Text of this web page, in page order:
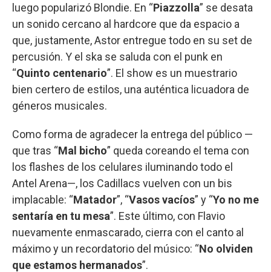
luego popularizó Blondie. En “Piazzolla” se desata
un sonido cercano al hardcore que da espacio a
que, justamente, Astor entregue todo en su set de
percusión. Y el ska se saluda con el punk en
“Quinto centenario”. El show es un muestrario
bien certero de estilos, una auténtica licuadora de
géneros musicales.
Como forma de agradecer la entrega del público —
que tras “Mal bicho” queda coreando el tema con
los flashes de los celulares iluminando todo el
Antel Arena—, los Cadillacs vuelven con un bis
implacable: “Matador”, “Vasos vacíos” y “Yo no me
sentaría en tu mesa”. Este último, con Flavio
nuevamente enmascarado, cierra con el canto al
máximo y un recordatorio del músico: “No olviden
que estamos hermanados”.